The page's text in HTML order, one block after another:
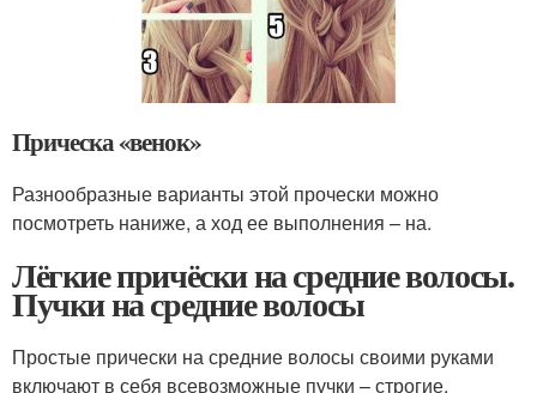
Прическа «венок»
Разнообразные варианты этой прочески можно
посмотреть наниже, а ход ее выполнения – на.
Лёгкие причёски на средние волосы.
Пучки на средние волосы
Простые прически на средние волосы своими руками
включают в себя всевозможные пучки – строгие,